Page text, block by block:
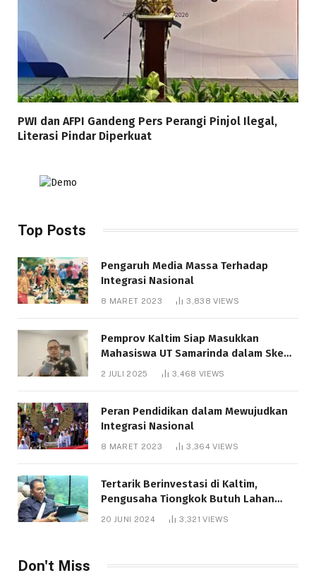
PWI dan AFPI Gandeng Pers Perangi Pinjol Ilegal,
Literasi Pindar Diperkuat
Top Posts
Pengaruh Media Massa Terhadap
Integrasi Nasional
8 MARET 2023 3,838VIEWS
Pemprov Kaltim Siap Masukkan
Mahasiswa UT Samarinda dalam Skema
Bantuan Pendidikan Gratispol
2 JULI 2025 3,468 VIEWS
Peran Pendidikan dalam Mewujudkan
Integrasi Nasional
8 MARET 2023 3,364VIEWS
Tertarik Berinvestasi di Kaltim,
Pengusaha Tiongkok Butuh Lahan
1.000 Hektare
20 JUNI 2024 3,321VIEWS
Don't Miss